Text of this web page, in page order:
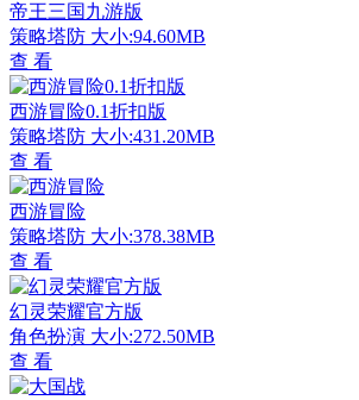
帝王三国九游版
策略塔防 大小:94.60MB
查 看
西游冒险0.1折扣版
策略塔防 大小:431.20MB
查 看
西游冒险
策略塔防 大小:378.38MB
查 看
幻灵荣耀官方版
角色扮演 大小:272.50MB
查 看